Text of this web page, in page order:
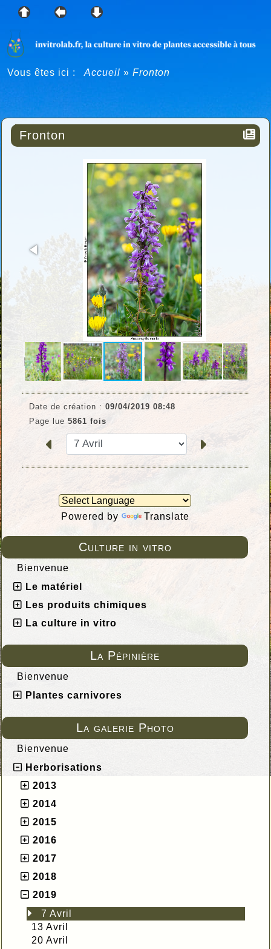
Vous êtes ici : Accueil » Fronton
Powered by Translate
Culture in vitro
Bienvenue
Le matériel
Les produits chimiques
La culture in vitro
La Pépinière
Bienvenue
Plantes carnivores
La galerie Photo
Bienvenue
Herborisations
2013
2014
2015
2016
2017
2018
2019
7 Avril
13 Avril
20 Avril
Fronton
Date de création : 09/04/2019 08:48
Page lue 5861 fois